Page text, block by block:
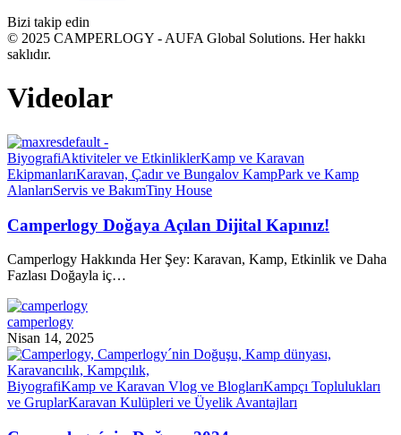
Bizi takip edin
© 2025 CAMPERLOGY - AUFA Global Solutions. Her hakkı
saklıdır.
Videolar
BiyografiAktiviteler ve EtkinliklerKamp ve Karavan
EkipmanlarıKaravan, Çadır ve Bungalov KampPark ve Kamp
AlanlarıServis ve BakımTiny House
Camperlogy Doğaya Açılan Dijital Kapınız!
Camperlogy Hakkında Her Şey: Karavan, Kamp, Etkinlik ve Daha
Fazlası Doğayla iç…
camperlogy
Nisan 14, 2025
BiyografiKamp ve Karavan Vlog ve BloglarıKampçı Toplulukları
ve GruplarKaravan Kulüpleri ve Üyelik Avantajları